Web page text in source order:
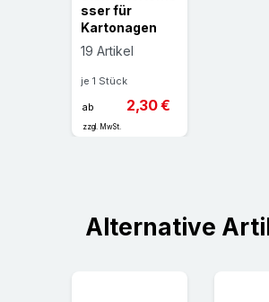
sser für
Kartonagen
19 Artikel
je 1 Stück
ab 2,30 €
zzgl. MwSt.
Alternative